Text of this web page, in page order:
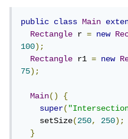
public class Main
Rectangle r = new
100);
Rectangle r1 = new
75);
Main()
{
super(
    setSize
(250, 250);
}